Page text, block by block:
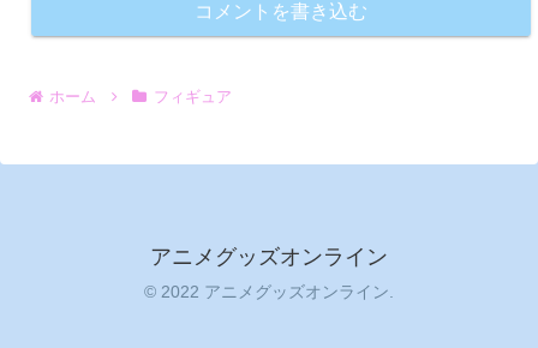
コメントを書き込む
ホーム フィギュア
アニメグッズオンライン
© 2022 アニメグッズオンライン.